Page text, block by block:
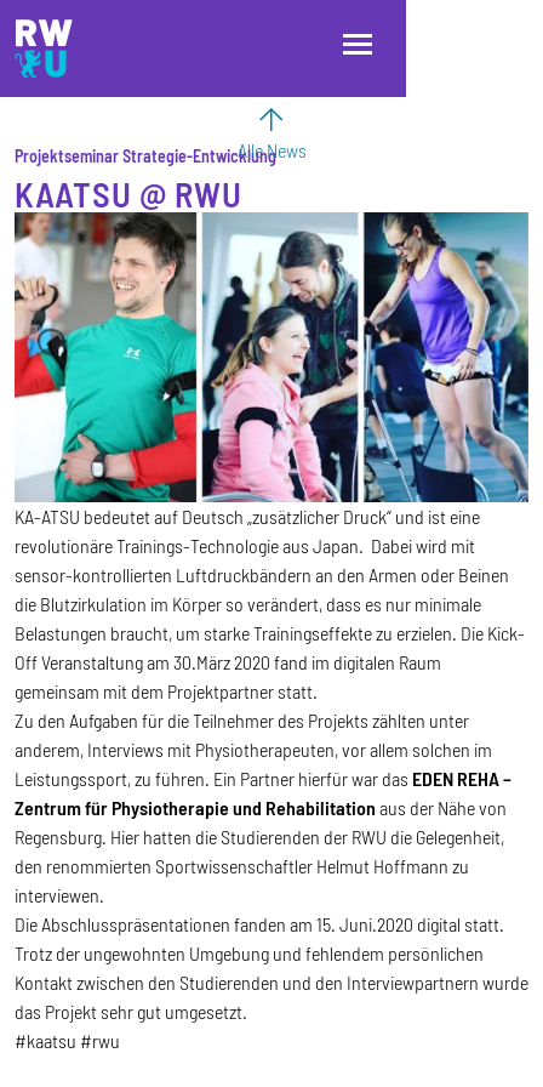
Direkt zum Inhalt
Direkt zur Hauptnavigation
Direkt zum Fußbereich
Alle News
Projektseminar Strategie-Entwicklung
KAATSU @ RWU
KA-ATSU bedeutet auf Deutsch „zusätzlicher Druck“ und ist eine
revolutionäre Trainings-Technologie aus Japan. Dabei wird mit
sensor-kontrollierten Luftdruckbändern an den Armen oder Beinen
die Blutzirkulation im Körper so verändert, dass es nur minimale
Belastungen braucht, um starke Trainingseffekte zu erzielen. Die Kick-
Off Veranstaltung am 30.März 2020 fand im digitalen Raum
gemeinsam mit dem Projektpartner statt.
Zu den Aufgaben für die Teilnehmer des Projekts zählten unter
anderem, Interviews mit Physiotherapeuten, vor allem solchen im
Leistungssport, zu führen. Ein Partner hierfür war das EDEN REHA –
Zentrum für Physiotherapie und Rehabilitation aus der Nähe von
Regensburg. Hier hatten die Studierenden der RWU die Gelegenheit,
den renommierten Sportwissenschaftler Helmut Hoffmann zu
interviewen.
Die Abschlusspräsentationen fanden am 15. Juni.2020 digital statt.
Trotz der ungewohnten Umgebung und fehlendem persönlichen
Kontakt zwischen den Studierenden und den Interviewpartnern wurde
das Projekt sehr gut umgesetzt.
#kaatsu #rwu